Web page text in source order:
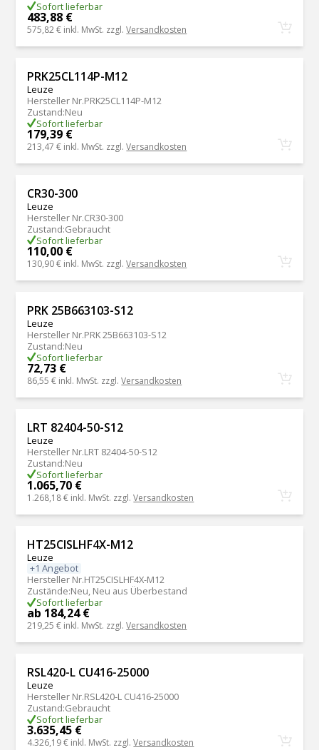
Sofort lieferbar
483,88 €
575,82 € inkl. MwSt. zzgl.Versandkosten
PRK25CL114P-M12
Leuze
Hersteller Nr.PRK25CL114P-M12
Zustand:Neu
Sofort lieferbar
179,39 €
213,47 € inkl. MwSt. zzgl.Versandkosten
CR30-300
Leuze
Hersteller Nr.CR30-300
Zustand:Gebraucht
Sofort lieferbar
110,00 €
130,90 € inkl. MwSt. zzgl.Versandkosten
PRK 25B663103-S12
Leuze
Hersteller Nr.PRK 25B663103-S12
Zustand:Neu
Sofort lieferbar
72,73 €
86,55 € inkl. MwSt. zzgl.Versandkosten
LRT 82404-50-S12
Leuze
Hersteller Nr.LRT 82404-50-S12
Zustand:Neu
Sofort lieferbar
1.065,70 €
1.268,18 € inkl. MwSt. zzgl.Versandkosten
HT25CISLHF4X-M12
Leuze
+1 Angebot
Hersteller Nr.HT25CISLHF4X-M12
Zustände:Neu, Neu aus Überbestand
Sofort lieferbar
ab 184,24 €
219,25 € inkl. MwSt. zzgl.Versandkosten
RSL420-L CU416-25000
Leuze
Hersteller Nr.RSL420-L CU416-25000
Zustand:Gebraucht
Sofort lieferbar
3.635,45 €
4.326,19 € inkl. MwSt. zzgl.Versandkosten